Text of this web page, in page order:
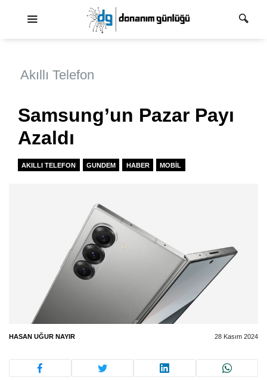
Akıllı Telefon
Samsung’un Pazar Payı
Azaldı
AKILLI TELEFON GUNDEM HABER MOBIL
HASAN UĞUR NAYIR 28 Kasım 2024